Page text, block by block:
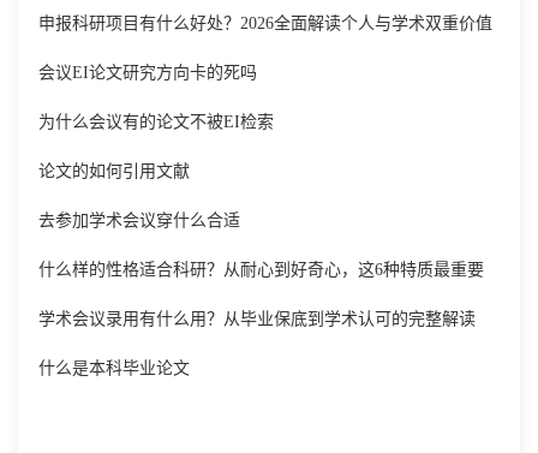
申报科研项目有什么好处？2026全面解读个人与学术双重价值
会议EI论文研究方向卡的死吗
为什么会议有的论文不被EI检索
论文的如何引用文献
去参加学术会议穿什么合适
什么样的性格适合科研？从耐心到好奇心，这6种特质最重要
学术会议录用有什么用？从毕业保底到学术认可的完整解读
什么是本科毕业论文